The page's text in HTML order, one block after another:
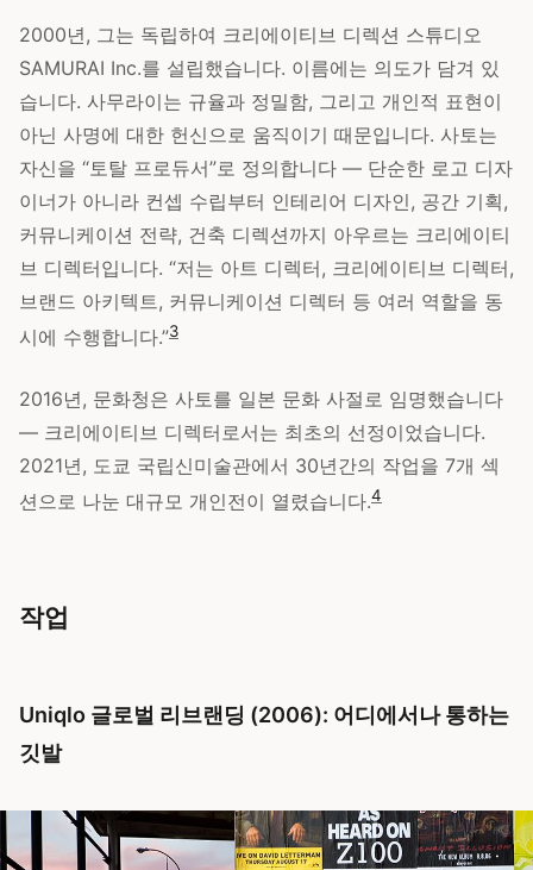
2000년, 그는 독립하여 크리에이티브 디렉션 스튜디오
SAMURAI Inc.를 설립했습니다. 이름에는 의도가 담겨 있
습니다. 사무라이는 규율과 정밀함, 그리고 개인적 표현이
아닌 사명에 대한 헌신으로 움직이기 때문입니다. 사토는
자신을 “토탈 프로듀서”로 정의합니다 — 단순한 로고 디자
이너가 아니라 컨셉 수립부터 인테리어 디자인, 공간 기획,
커뮤니케이션 전략, 건축 디렉션까지 아우르는 크리에이티
브 디렉터입니다. “저는 아트 디렉터, 크리에이티브 디렉터,
브랜드 아키텍트, 커뮤니케이션 디렉터 등 여러 역할을 동
시에 수행합니다.”3
2016년, 문화청은 사토를 일본 문화 사절로 임명했습니다
— 크리에이티브 디렉터로서는 최초의 선정이었습니다.
2021년, 도쿄 국립신미술관에서 30년간의 작업을 7개 섹
션으로 나눈 대규모 개인전이 열렸습니다.4
작업
Uniqlo 글로벌 리브랜딩 (2006): 어디에서나 통하는
깃발